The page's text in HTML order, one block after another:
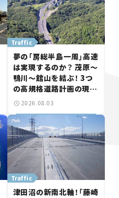
Traffic
夢の「房総半島一周」高速
は実現するのか？ 茂原～
鴨川～館山を結ぶ！ 3つ
の高規格道路計画の現
状。「館山鴨川道路」で検
路計画】
2026.08.03
Traffic
津田沼の新南北軸！「藤崎